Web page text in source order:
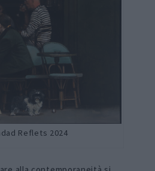
Reflets 2024